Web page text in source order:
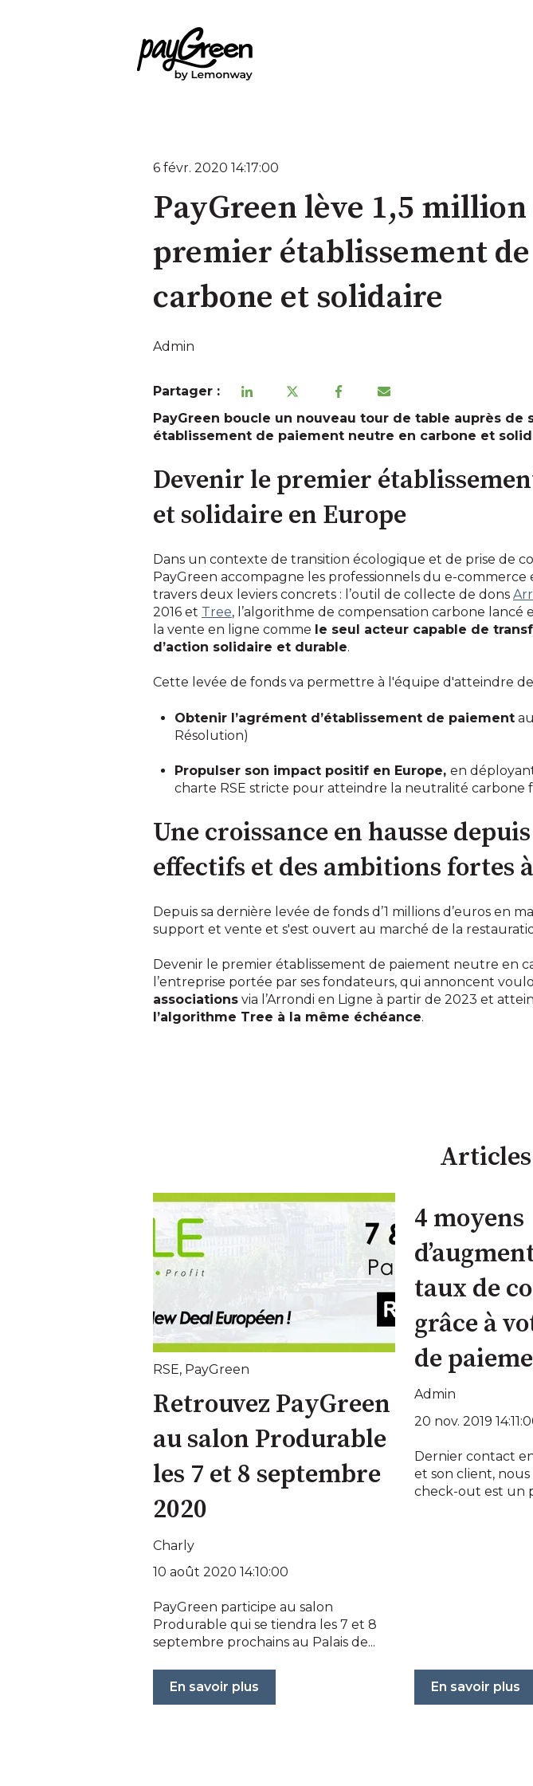
6 févr. 2020 14:17:00
PayGreen lève 1,5
premier établissement
carbone et solidaire
Admin
Partager :
PayGreen boucle un nouveau tour de table auprès
établissement de paiement neutre en carbone et
Devenir le premier
et solidaire en Europe
Dans un contexte de transition écologique et de prise de
PayGreen accompagne les professionnels du e-
travers deux leviers concrets : l’outil de collecte de dons
2016 et Tree, l’algorithme de compensation carbone lancé
la vente en ligne comme le seul acteur capable de
d’action solidaire et durable.
Cette levée de fonds va permettre à l'équipe d'atteindre
Obtenir l’agrément d’établissement de paiement
Résolution)
Propulser son impact positif en Europe,en
charte RSE stricte pour atteindre la neutralité carbone
Une croissance en hausse
effectifs et des ambitions fortes
Depuis sa dernière levée de fonds d’1 millions d’euros en
support et vente et s'est ouvert au marché de la
Devenir le premier établissement de paiement neutre en
l’entreprise portée par ses fondateurs, qui annoncent
associations via l’Arrondi en Ligne à partir de 2023 et
l’algorithme Tree à la même échéance.
Articles
RSE, PayGreen
Retrouvez PayGreen
au salon Produrable
les 7 et 8 septembre
2020
Charly
10 août 2020 14:10:00
PayGreen participe au salon
Produrable qui se tiendra les 7 et 8
septembre prochains au Palais de...
En savoir plus
4 moyens
taux de
grâce à
de
Admin
20 nov. 2019
Dernier contact
et son client, nous
check-out est un
En savoir plus